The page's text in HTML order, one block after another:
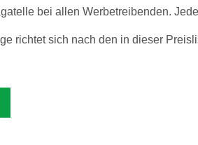
bei allen Werbetreibenden.
richtet sich nach den in dieser